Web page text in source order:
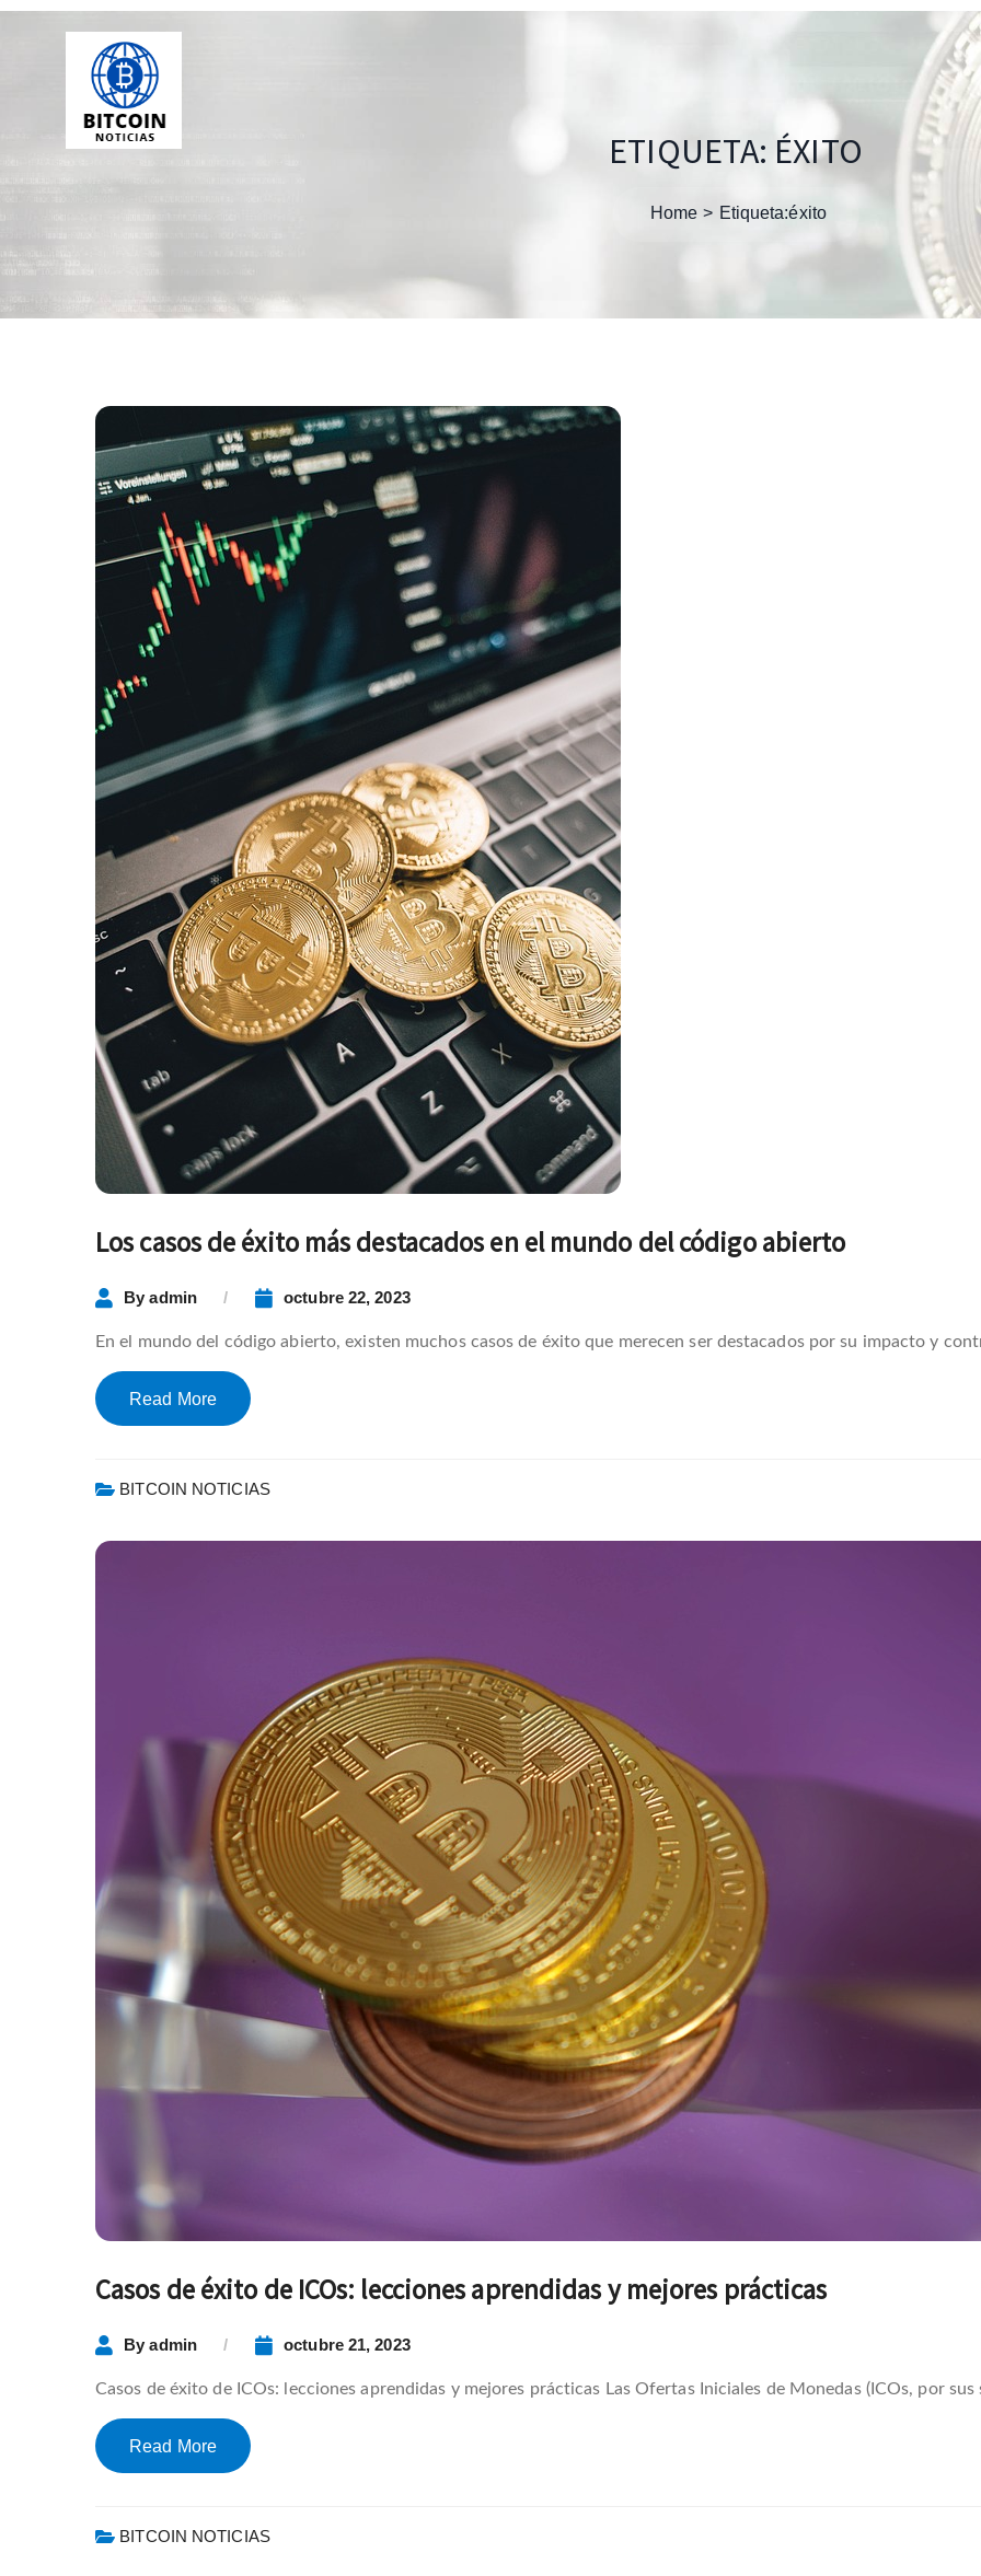
ETIQUETA: ÉXITO
Home Etiqueta:éxito
Los casos de éxito más destacados en el mundo del código abierto
Byadmin octubre 22, 2023
En el mundo del código abierto, existen muchos casos de éxito que merecen ser destacados por su impacto y
Read More
BITCOIN NOTICIAS
Casos de éxito de ICOs: lecciones aprendidas y mejores prácticas
Byadmin octubre 21, 2023
Casos de éxito de ICOs: lecciones aprendidas y mejores prácticas Las Ofertas Iniciales de Monedas (ICOs, por sus
Read More
BITCOIN NOTICIAS